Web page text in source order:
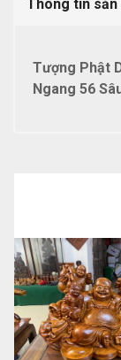
Thông tin sản
Tượng Phật
Ngang 56